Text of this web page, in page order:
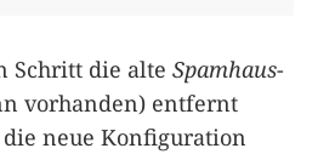
Schritt die alte Spamhaus-
vorhanden) entfernt
neue Konfiguration